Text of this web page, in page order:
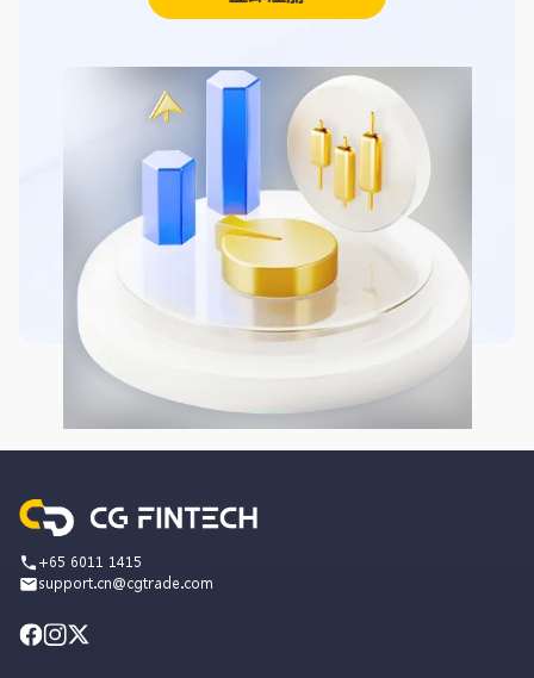
+65 6011 1415
support.cn@cgtrade.com